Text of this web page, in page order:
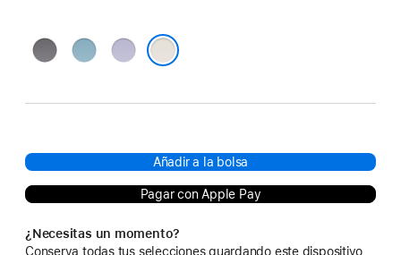
Gris
Azul Púrpura
Añadir a la bolsa
Pagar con Apple Pay
¿Necesitas un momento?
Conserva todas tus selecciones guardando este dispositivo